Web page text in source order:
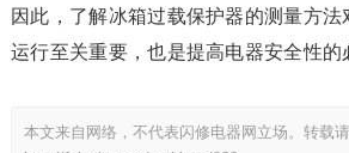
因此，了解冰箱过载保护器的测量方法
运行至关重要，也是提高电器安全性的
本文来自网络，不代表闪修电器网立场。转载请